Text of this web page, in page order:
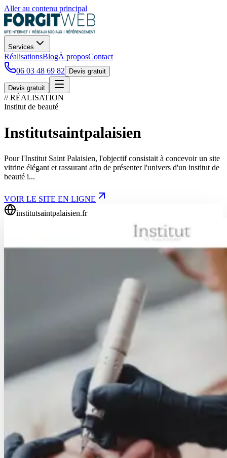
Aller au contenu principal
Services
RéalisationsBlogÀ proposContact
06 03 48 69 82
Devis gratuit
Devis gratuit
// RÉALISATION
Institut de beauté
Institutsaintpalaisien
Pour l'Institut Saint Palaisien, l'objectif consistait à concevoir un site
vitrine élégant et rassurant afin de présenter l'univers d'un institut de
beauté i...
VOIR LE SITE EN LIGNE
institutsaintpalaisien.fr